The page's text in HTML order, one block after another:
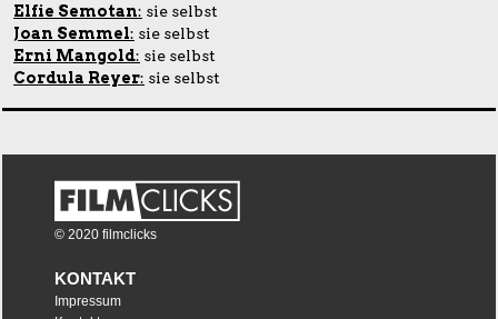
Elfie Semotan: sie selbst
Joan Semmel: sie selbst
Erni Mangold: sie selbst
Cordula Reyer: sie selbst
© 2020 filmclicks
KONTAKT
Impressum